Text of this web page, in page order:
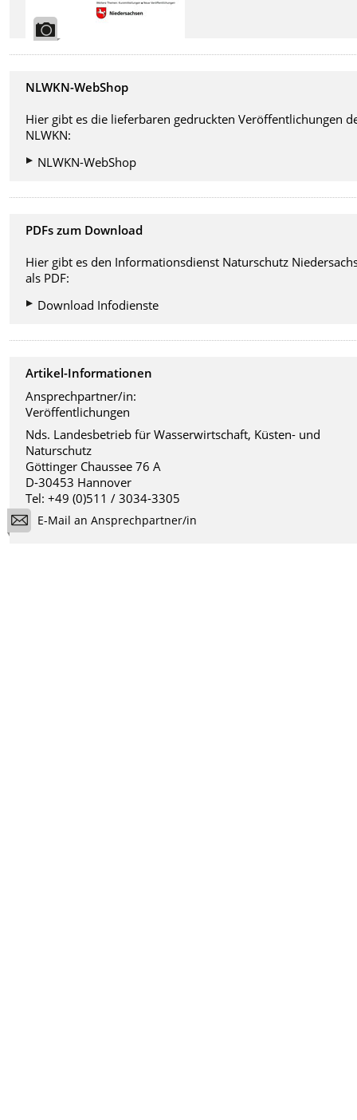
NLWKN-WebShop
Hier gibt es die lieferbaren gedruckten Veröffentlichungen
NLWKN:
NLWKN-WebShop
PDFs zum Download
Hier gibt es den Informationsdienst Naturschutz
als PDF:
Download Infodienste
Artikel-Informationen
Ansprechpartner/in:
Veröffentlichungen
Nds. Landesbetrieb für Wasserwirtschaft, Küsten- und
Naturschutz
Göttinger Chaussee 76 A
D-30453 Hannover
Tel: +49 (0)511 / 3034-3305
E-Mail an Ansprechpartner/in